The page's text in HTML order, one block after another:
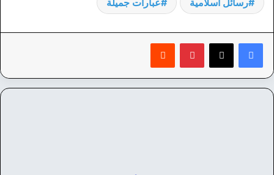
رسائل اسلامية عبارات جميلة
بينتيريست